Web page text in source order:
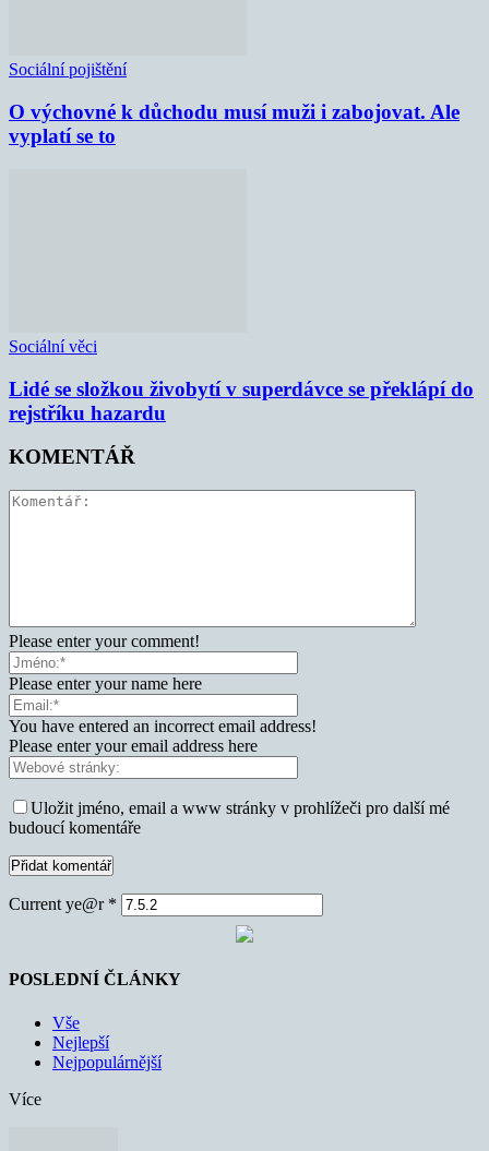
Sociální pojištění
O výchovné k důchodu musí muži i zabojovat. Ale
vyplatí se to
Sociální věci
Lidé se složkou živobytí v superdávce se překlápí do
rejstříku hazardu
KOMENTÁŘ
Please enter your comment!
Please enter your name here
You have entered an incorrect email address!
Please enter your email address here
Uložit jméno, email a www stránky v prohlížeči pro další mé
budoucí komentáře
Current ye@r *
POSLEDNÍ ČLÁNKY
Vše
Nejlepší
Nejpopulárnější
Více